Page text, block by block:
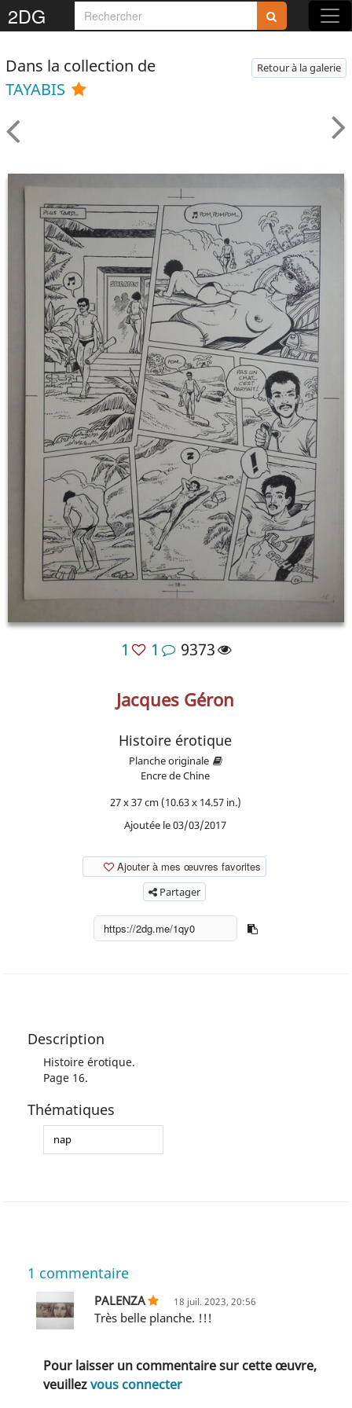
2DG
Dans la collection de
TAYABIS
Retour à la galerie
1 1 9373
Jacques Géron
Histoire érotique
Planche originale
Encre de Chine
27 x 37 cm (10.63 x 14.57 in.)
Ajoutée le 03/03/2017
Ajouter à mes œuvres favorites
Partager
Description
Histoire érotique.
Page 16.
Thématiques
nap
1 commentaire
PALENZA 18 juil. 2023, 20:56
Très belle planche. !!!
Pour laisser un commentaire sur cette œuvre,
veuillezvous connecter